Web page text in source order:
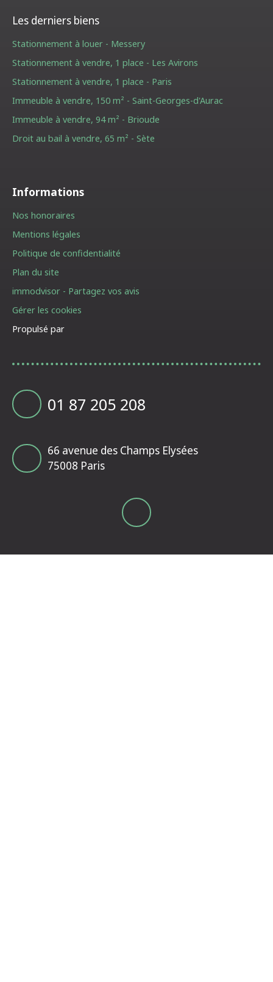
Les derniers biens
Stationnement à louer - Messery
Stationnement à vendre, 1 place - Les Avirons
Stationnement à vendre, 1 place - Paris
Immeuble à vendre, 150 m² - Saint-Georges-d'Aurac
Immeuble à vendre, 94 m² - Brioude
Droit au bail à vendre, 65 m² - Sète
Informations
Nos honoraires
Mentions légales
Politique de confidentialité
Plan du site
immodvisor - Partagez vos avis
Gérer les cookies
Propulsé par
01 87 205 208
66 avenue des Champs Elysées
75008 Paris